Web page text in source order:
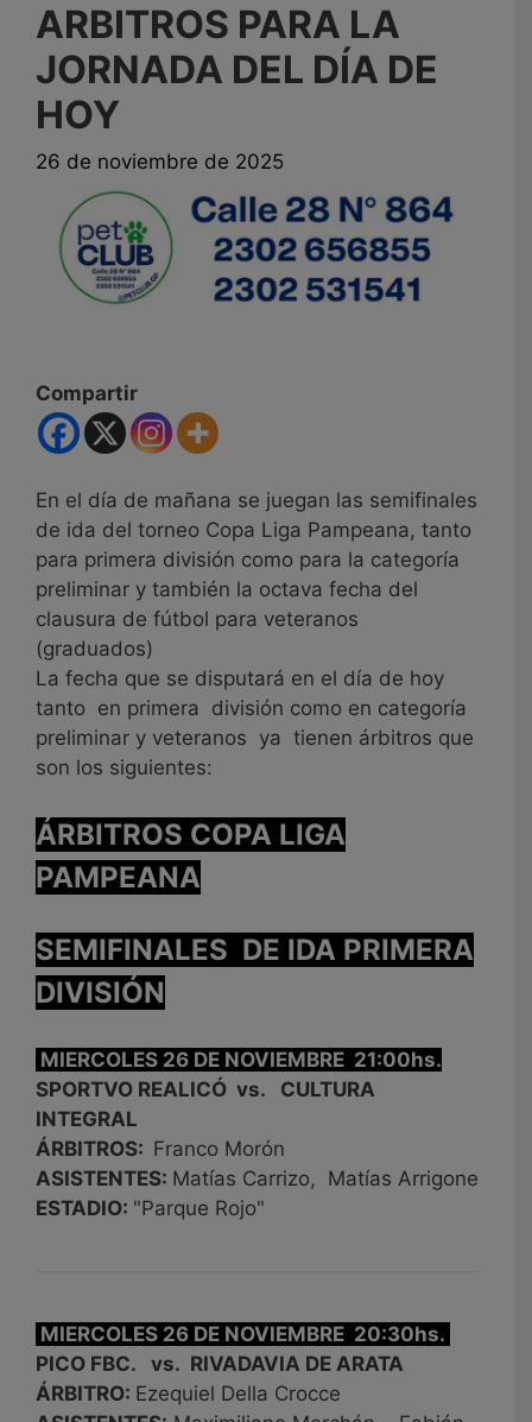
ARBITROS PARA LA
JORNADA DEL DÍA DE
HOY
26 de noviembre de 2025
Compartir
En el día de mañana se juegan las semifinales
de ida del torneo Copa Liga Pampeana, tanto
para primera división como para la categoría
preliminar y también la octava fecha del
clausura de fútbol para veteranos
(graduados)
La fecha que se disputará en el día de hoy
tanto en primera división como en categoría
preliminar y veteranos ya tienen árbitros que
son los siguientes:
ÁRBITROS COPA LIGA
PAMPEANA
SEMIFINALES DE IDA PRIMERA
DIVISIÓN
MIERCOLES 26 DE NOVIEMBRE 21:00hs.
SPORTVO REALICÓ vs. CULTURA
INTEGRAL
ÁRBITROS: Franco Morón
ASISTENTES: Matías Carrizo, Matías Arrigone
ESTADIO: "Parque Rojo"
MIERCOLES 26 DE NOVIEMBRE 20:30hs.
PICO FBC. vs. RIVADAVIA DE ARATA
ÁRBITRO: Ezequiel Della Crocce